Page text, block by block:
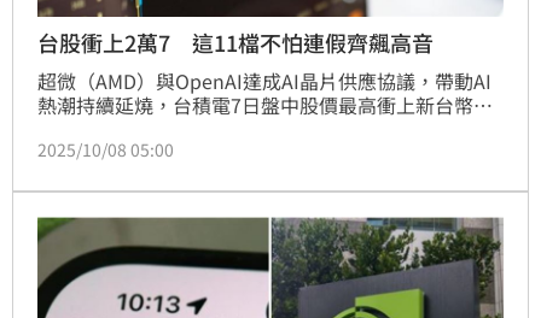
台股衝上2萬7 這11檔不怕連假齊飆高音
超微（AMD）與OpenAI達成AI晶片供應協議，帶動AI
熱潮持續延燒，台積電7日盤中股價最高衝上新台幣
終場集中市場指數大漲450.89點、收在27211.95點，
2025/10/08 05:00